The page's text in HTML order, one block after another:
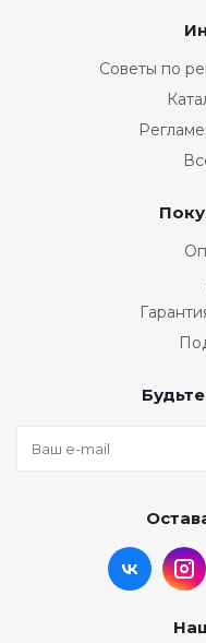
Советы по